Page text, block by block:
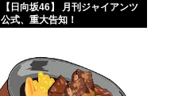
【日向坂46】 月刊ジャイアンツ
公式、重大告知！